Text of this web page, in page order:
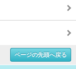
ページの先頭へ戻る